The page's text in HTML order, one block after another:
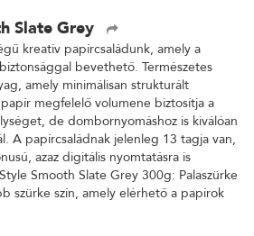
Slate Grey
kreatív papírcsaládunk, amely a
bevethető. Természetes
amely minimálisan strukturált
megfelelő volumene biztosítja a
de dombornyomáshoz is kiválóan
A papírcsaládnak jelenleg 13 tagja van,
azaz digitális nyomtatásra is
Smooth Slate Grey 300g: Palaszürke
szürke szín, amely elérhető a papírok